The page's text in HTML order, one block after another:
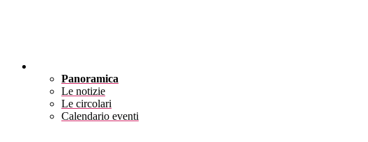
Panoramica
Le notizie
Le circolari
Calendario eventi